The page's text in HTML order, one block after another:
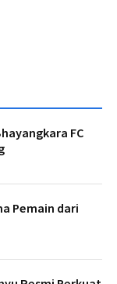
FC
Pemain dari